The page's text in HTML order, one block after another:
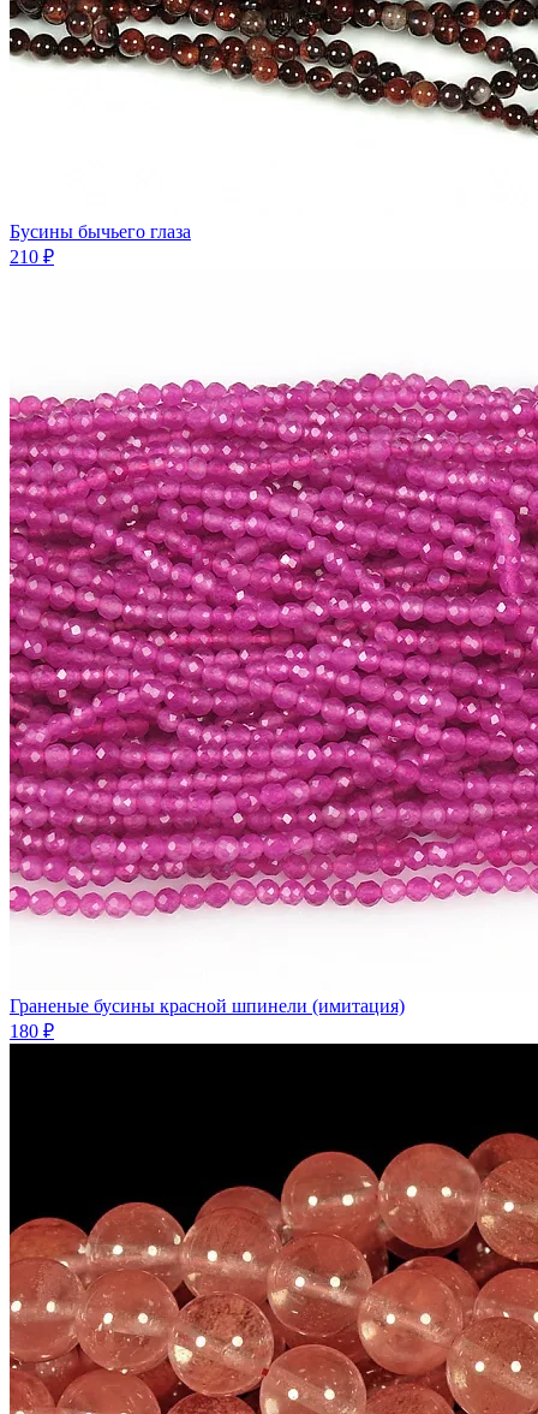
Бусины бычьего глаза
210 ₽
Граненые бусины красной шпинели (имитация)
180 ₽